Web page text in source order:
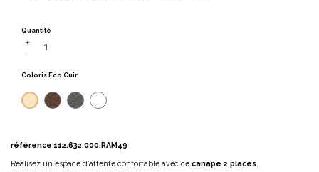
Coloris Eco Cuir
Beige Marron foncé
Gris anthracite
Noir
Quantité
référence 112.632.000.RAM49
Réalisez un espace d’attente confortable avec ce canapé 2 places